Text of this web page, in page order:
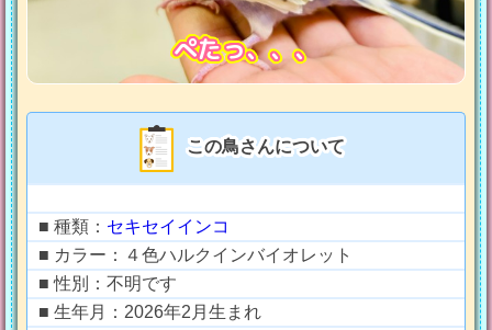
ぺたっ、、、
この鳥さんについて
■ 種類： セキセイインコ
■ カラー：４色ハルクインバイオレット
■ 性別：不明です
■ 生年月：2026年2月生まれ